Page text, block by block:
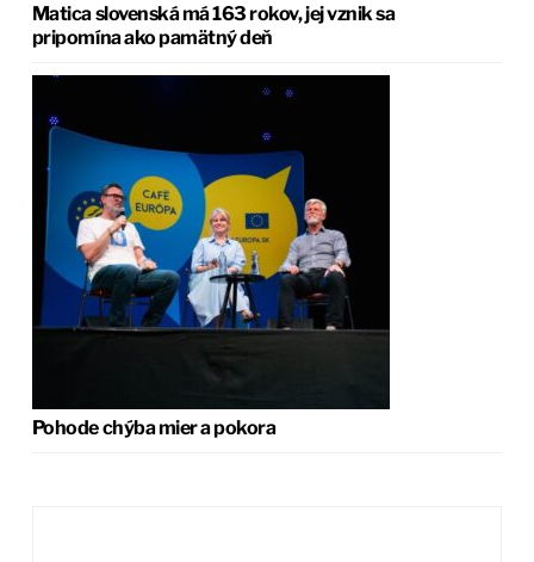
Matica slovenská má 163 rokov, jej vznik sa
pripomína ako pamätný deň
Pohode chýba mier a pokora